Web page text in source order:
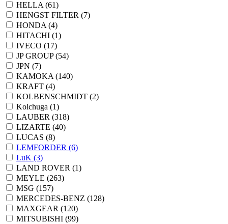
HELLA (61)
HENGST FILTER (7)
HONDA (4)
HITACHI (1)
IVECO (17)
JP GROUP(54)
JPN (7)
KAMOKA (140)
KRAFT (4)
KOLBENSCHMIDT (2)
Kolchuga (1)
LAUBER (318)
LIZARTE (40)
LUCAS (8)
LEMFORDER (6)
LuK (3)
LAND ROVER (1)
MEYLE (263)
MSG (157)
MERCEDES-BENZ (128)
MAXGEAR (120)
MITSUBISHI (99)